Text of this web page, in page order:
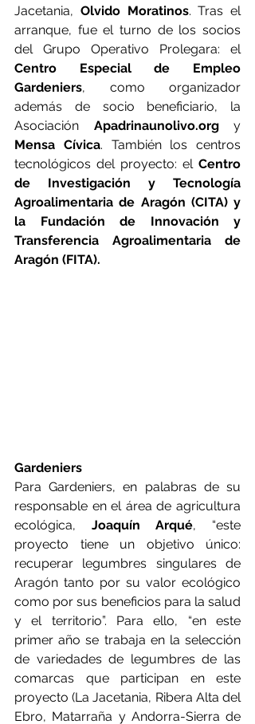
Jacetania, Olvido Moratinos. Tras el
arranque, fue el turno de los socios
del Grupo Operativo Prolegara: el
Centro Especial de Empleo
Gardeniers, como organizador
además de socio beneficiario, la
Asociación Apadrinaunolivo.org
Mensa Cívica. También los centros
tecnológicos del proyecto: el Centro
de Investigación y Tecnología
Agroalimentaria de Aragón (CITA) y
la Fundación de Innovación y
Transferencia Agroalimentaria de
Aragón (FITA).
Gardeniers
Para Gardeniers, en palabras de su
responsable en el área de agricultura
ecológica, Joaquín Arqué, “este
proyecto tiene un objetivo único:
recuperar legumbres singulares de
Aragón tanto por su valor ecológico
como por sus beneficios para la salud
y el territorio”. Para ello, “en este
primer año se trabaja en la selección
de variedades de legumbres de las
comarcas que participan en este
proyecto (La Jacetania, Ribera Alta del
Ebro, Matarraña y Andorra-Sierra de